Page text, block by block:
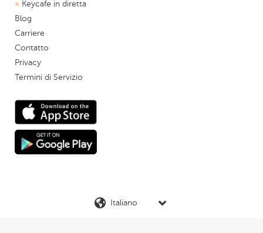
● Keycafe in diretta
Blog
Carriere
Contatto
Privacy
Termini di Servizio
Lingua